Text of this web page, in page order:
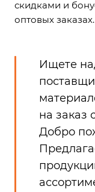
скидками и
оптовых заказах.
Ищете
на заказ
Добро